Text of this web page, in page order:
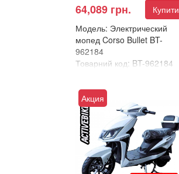
64,089 грн.
Купити
Модель: Электрический
мопед Corso Bullet BT-
962184
Товарний код: BT-962184
Порівняти
⚡ ЕЛЕКТРИЧНИЙ
ВЕЛОСИПЕД CORSO
BULLET – 2500 Вт
ПОТУЖНОСТІ ТА
РЕКОРДНИЙ ЗАПАС ХОДУ!
⚡ Corso Bullet...
Акция